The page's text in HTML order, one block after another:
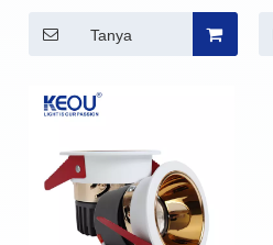
Recessed Downlight
Tanya